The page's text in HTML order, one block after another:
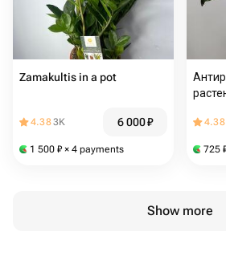
Zamakultis in a pot
4.383K 6 000₽
1 500 ₽ × 4 payments
4.38
725
Show more